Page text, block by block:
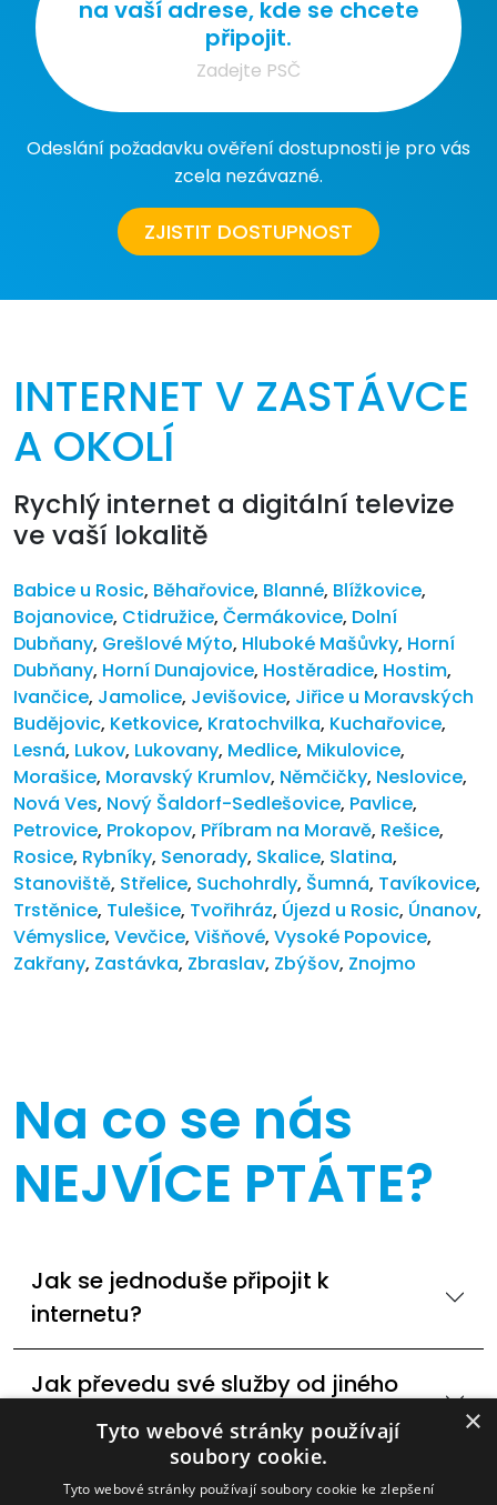
na vaší adrese, kde se chcete
připojit.
Odeslání požadavku ověření dostupnosti je pro vás
zcela nezávazné.
ZJISTIT DOSTUPNOST
INTERNET V ZASTÁVCE
A OKOLÍ
Rychlý internet a digitální televize
ve vaší lokalitě
Babice u Rosic, Běhařovice, Blanné, Blížkovice,
Bojanovice, Ctidružice, Čermákovice, Dolní
Dubňany, Grešlové Mýto, Hluboké Mašůvky, Horní
Dubňany, Horní Dunajovice, Hostěradice, Hostim,
Ivančice, Jamolice, Jevišovice, Jiřice u Moravských
Budějovic, Ketkovice, Kratochvilka, Kuchařovice,
Lesná, Lukov, Lukovany, Medlice, Mikulovice,
Morašice, Moravský Krumlov, Němčičky, Neslovice,
Nová Ves, Nový Šaldorf-Sedlešovice, Pavlice,
Petrovice, Prokopov, Příbram na Moravě, Rešice,
Rosice, Rybníky, Senorady, Skalice, Slatina,
Stanoviště, Střelice, Suchohrdly, Šumná, Tavíkovice,
Trstěnice, Tulešice, Tvořihráz, Újezd u Rosic, Únanov,
Vémyslice, Vevčice, Višňové, Vysoké Popovice,
Zakřany, Zastávka, Zbraslav, Zbýšov, Znojmo
Na co se nás
NEJVÍCE PTÁTE?
Jak se jednoduše připojit k
internetu?
Jak převedu své služby od jiného
poskytovatele internetu?
Dostupné technologie internetového
×
Tyto webové stránky používají
soubory cookie.
Tyto webové stránky používají soubory cookie ke zlepšení